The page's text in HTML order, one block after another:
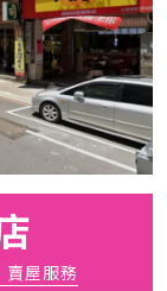
賣屋服務